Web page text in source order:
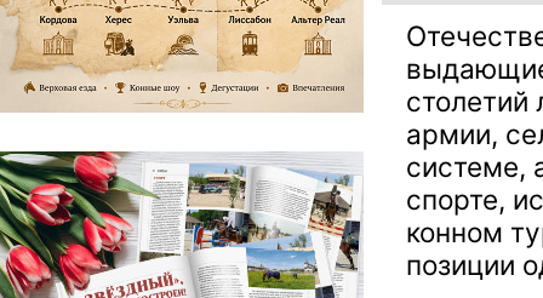
столетий
армии,
системе,
спорте,
конном
позиции